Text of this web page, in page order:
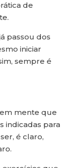
de
passou dos
iniciar
sempre é
mente que
indicadas para
é claro,